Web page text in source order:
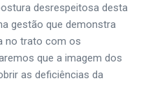
desrespeitosa desta
gestão que demonstra
no trato com os
que a imagem dos
as deficiências da